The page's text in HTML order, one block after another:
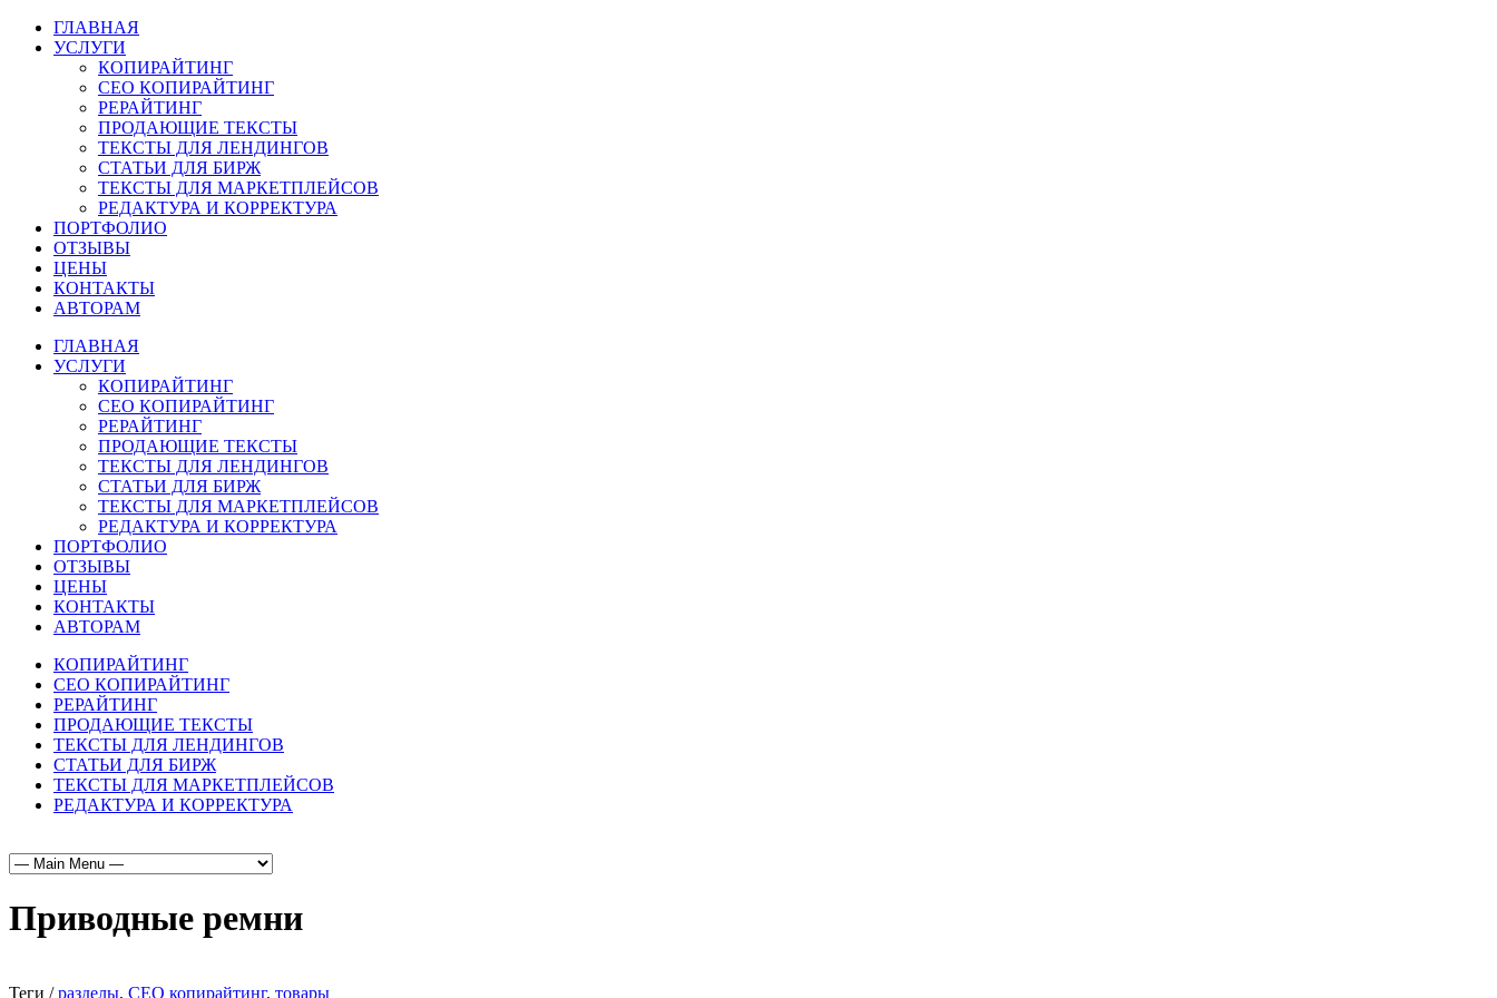
ГЛАВНАЯ
УСЛУГИ
КОПИРАЙТИНГ
СЕО КОПИРАЙТИНГ
РЕРАЙТИНГ
ПРОДАЮЩИЕ ТЕКСТЫ
ТЕКСТЫ ДЛЯ ЛЕНДИНГОВ
СТАТЬИ ДЛЯ БИРЖ
ТЕКСТЫ ДЛЯ МАРКЕТПЛЕЙСОВ
РЕДАКТУРА И КОРРЕКТУРА
ПОРТФОЛИО
ОТЗЫВЫ
ЦЕНЫ
КОНТАКТЫ
АВТОРАМ
ГЛАВНАЯ
УСЛУГИ
КОПИРАЙТИНГ
СЕО КОПИРАЙТИНГ
РЕРАЙТИНГ
ПРОДАЮЩИЕ ТЕКСТЫ
ТЕКСТЫ ДЛЯ ЛЕНДИНГОВ
СТАТЬИ ДЛЯ БИРЖ
ТЕКСТЫ ДЛЯ МАРКЕТПЛЕЙСОВ
РЕДАКТУРА И КОРРЕКТУРА
ПОРТФОЛИО
ОТЗЫВЫ
ЦЕНЫ
КОНТАКТЫ
АВТОРАМ
КОПИРАЙТИНГ
СЕО КОПИРАЙТИНГ
РЕРАЙТИНГ
ПРОДАЮЩИЕ ТЕКСТЫ
ТЕКСТЫ ДЛЯ ЛЕНДИНГОВ
СТАТЬИ ДЛЯ БИРЖ
ТЕКСТЫ ДЛЯ МАРКЕТПЛЕЙСОВ
РЕДАКТУРА И КОРРЕКТУРА
Приводные ремни
Теги / разделы, СЕО копирайтинг, товары